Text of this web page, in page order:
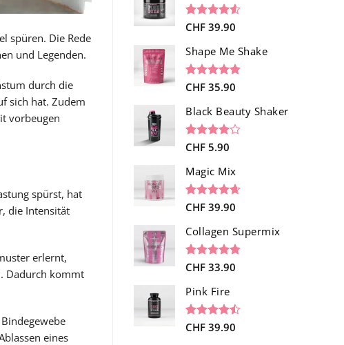
spüren. Die Rede
und Legenden.
durch die
sich hat. Zudem
vorbeugen
spürst, hat
die Intensität
erlernt,
Dadurch kommt
eines
Bewertet
von 5,
basierend
auf
96
Kundenbewertungen
CHF 39.90
Shape Me Shake
Bewertet
von 5,
basierend
auf
40
Kundenbewertungen
CHF 35.90
Black Beauty Shaker
Bewertet
von 5,
basierend
auf
1
Kundenbewertung
CHF 5.90
Magic Mix
Bewertet
von 5,
basierend
auf
34
Kundenbewertungen
CHF 39.90
Collagen Supermix
Bewertet
von 5,
basierend
auf
26
Kundenbewertungen
CHF 33.90
Pink Fire
Bewertet
19
CHF 39.90